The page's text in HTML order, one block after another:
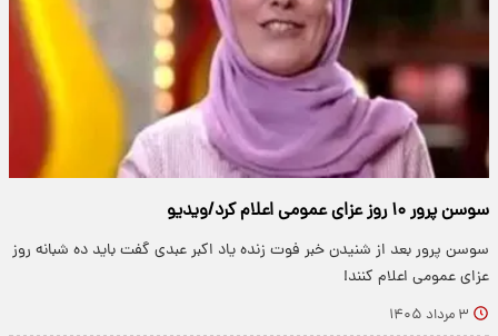
سوسن پرور ۱۰ روز عزای عمومی اعلام کرد/ویدیو
سوسن پرور بعد از شنیدن خبر فوت زنده یاد اکبر عبدی گفت باید ده شبانه روز
عزای عمومی اعلام کنند!
۳ مرداد ۱۴۰۵